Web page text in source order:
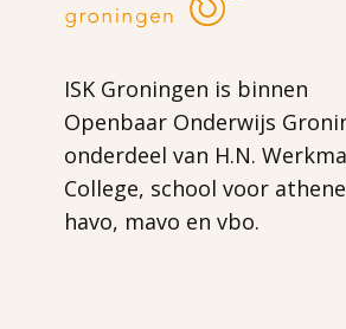
ISK Groningen is binnen
Openbaar Onderwijs
onderdeel van H.N.
College, school voor
havo, mavo en vbo.